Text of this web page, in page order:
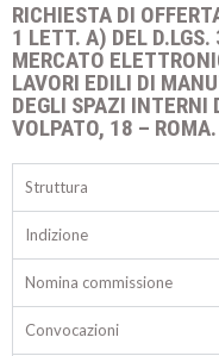
RICHIESTA DI
1 LETT. A) DEL
MERCATO
LAVORI EDILI DI
DEGLI SPAZI INTERNI
VOLPATO, 18 – ROMA.
Struttura
Indizione
Nomina commissione
Convocazioni